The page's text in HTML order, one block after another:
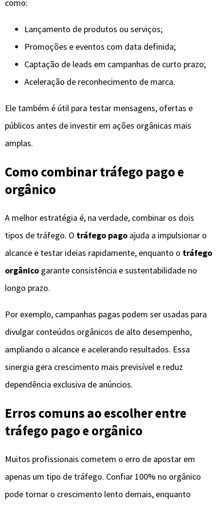
como:
Lançamento de produtos ou serviços;
Promoções e eventos com data definida;
Captação de leads em campanhas de curto prazo;
Aceleração de reconhecimento de marca.
Ele também é útil para testar mensagens, ofertas e
públicos antes de investir em ações orgânicas mais
amplas.
Como combinar tráfego pago e
orgânico
A melhor estratégia é, na verdade, combinar os dois
tipos de tráfego. O tráfego pago ajuda a impulsionar o
alcance e testar ideias rapidamente, enquanto o tráfego
orgânico garante consistência e sustentabilidade no
longo prazo.
Por exemplo, campanhas pagas podem ser usadas para
divulgar conteúdos orgânicos de alto desempenho,
ampliando o alcance e acelerando resultados. Essa
sinergia gera crescimento mais previsível e reduz
dependência exclusiva de anúncios.
Erros comuns ao escolher entre
tráfego pago e orgânico
Muitos profissionais cometem o erro de apostar em
apenas um tipo de tráfego. Confiar 100% no orgânico
pode tornar o crescimento lento demais, enquanto